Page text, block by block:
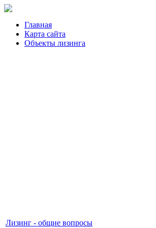
Главная
Карта сайта
Объекты лизинга
Лизинг - общие вопросы